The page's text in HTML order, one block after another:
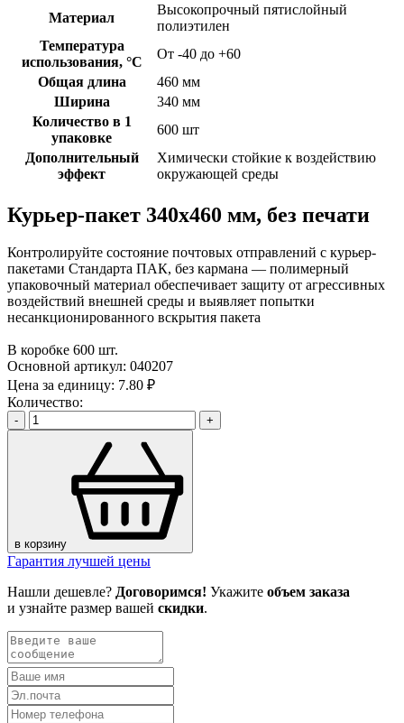
Материал
Высокопрочный пятислойный
полиэтилен
Температура
использования, °C
От -40 до +60
Общая длина
460 мм
Ширина
340 мм
Количество в 1
упаковке
600 шт
Дополнительный
эффект
Химически стойкие к воздействию
окружающей среды
Курьер-пакет 340х460 мм, без печати
Контролируйте состояние почтовых отправлений с курьер-
пакетами Стандарта ПАК, без кармана — полимерный
упаковочный материал обеспечивает защиту от агрессивных
воздействий внешней среды и выявляет попытки
несанкционированного вскрытия пакета
В коробке 600 шт.
Основной артикул: 040207
Цена за единицу: 7.80 ₽
Количество:
- +
в корзину
Гарантия лучшей цены
Нашли дешевле? Договоримся! Укажите объем заказа
и узнайте размер вашей скидки.